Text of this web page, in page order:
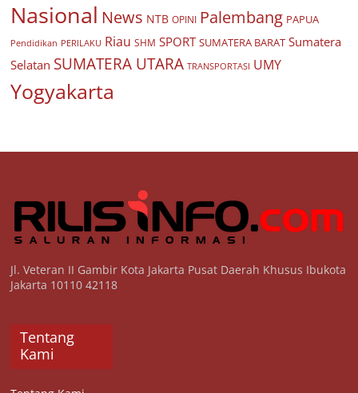
Nasional News NTB OPINI Palembang PAPUA
Pendidikan PERILAKU Riau SHM SPORT SUMATERA BARAT Sumatera
Selatan SUMATERA UTARA TRANSPORTASI UMY
Yogyakarta
Jl. Veteran II Gambir Kota Jakarta Pusat Daerah Khusus Ibukota
Jakarta 10110 42118
Tentang
Kami